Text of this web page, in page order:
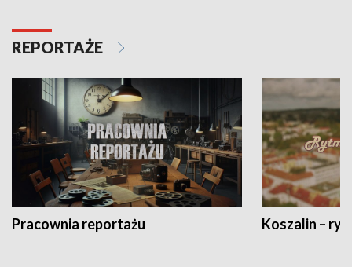
REPORTAŻE
Pracownia reportażu Koszalin –